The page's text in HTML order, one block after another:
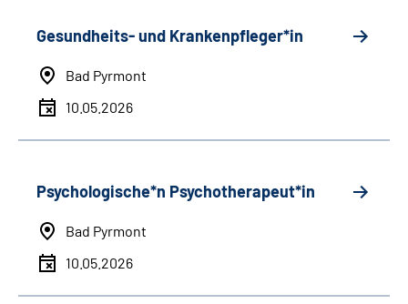
Gesundheits- und Krankenpfleger*in
Bad Pyrmont
10.05.2026
Psychologische*n Psychotherapeut*in
Bad Pyrmont
10.05.2026